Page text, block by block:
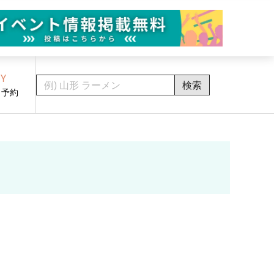
約
検索